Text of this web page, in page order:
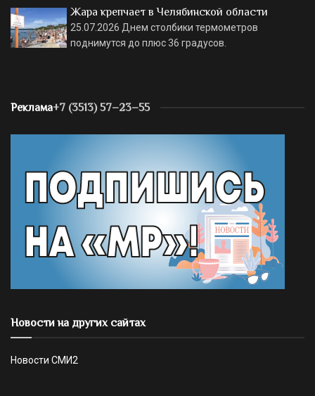
Жара крепчает в Челябинской области
25.07.2026 Днем столбики термометров
поднимутся до плюс 36 градусов.
Реклама+7 (3513) 57–23–55
Новости на других сайтах
Новости СМИ2